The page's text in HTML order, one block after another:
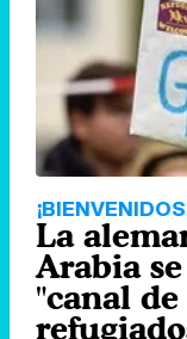
La
Arabia
"canal